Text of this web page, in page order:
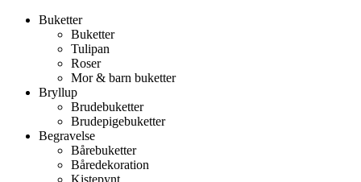
Buketter
Buketter
Tulipan
Roser
Mor & barn buketter
Bryllup
Brudebuketter
Brudepigebuketter
Begravelse
Bårebuketter
Båredekoration
Kistepynt